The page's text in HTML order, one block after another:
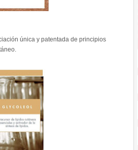
única y patentada de principios